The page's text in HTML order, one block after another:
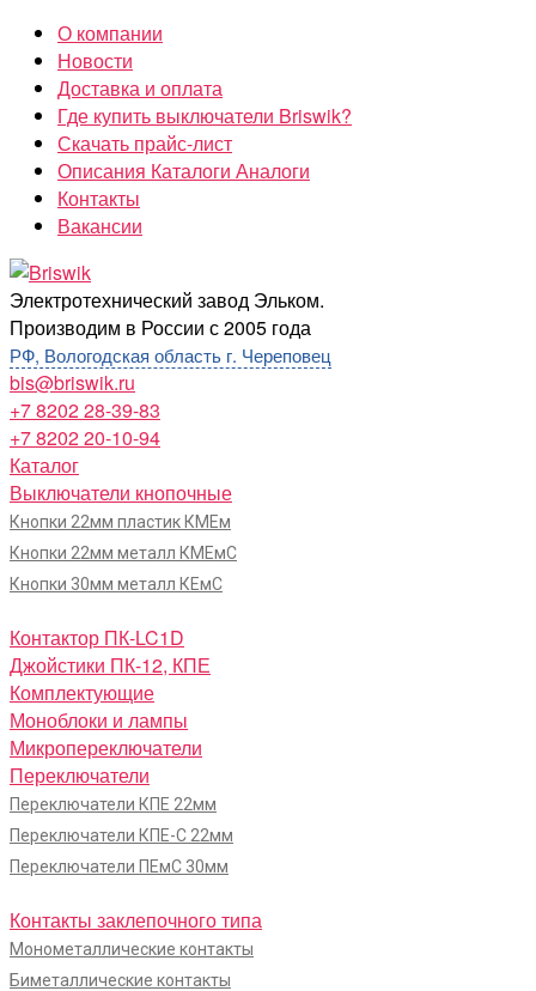
Перейти
содержимому
О компании
Новости
Доставка и оплата
Где купить выключатели Briswik?
Скачать прайс-лист
Описания Каталоги Аналоги
Контакты
Вакансии
Briswik
Электротехнический завод Эльком.
Производим в России с 2005 года
РФ, Вологодская область г. Череповец
bis@briswik.ru
+7 8202 28-39-83
+7 8202 20-10-94
Каталог
Выключатели кнопочные
Кнопки 22мм пластик КМЕм
Кнопки 22мм металл КМЕмС
Кнопки 30мм металл КЕмС
Контактор ПК-LC1D
Джойстики ПК-12, КПЕ
Комплектующие
Моноблоки и лампы
Микропереключатели
Переключатели
Переключатели КПЕ 22мм
Переключатели КПЕ-С 22мм
Переключатели ПЕмС 30мм
Контакты заклепочного типа
Монометаллические контакты
Биметаллические контакты